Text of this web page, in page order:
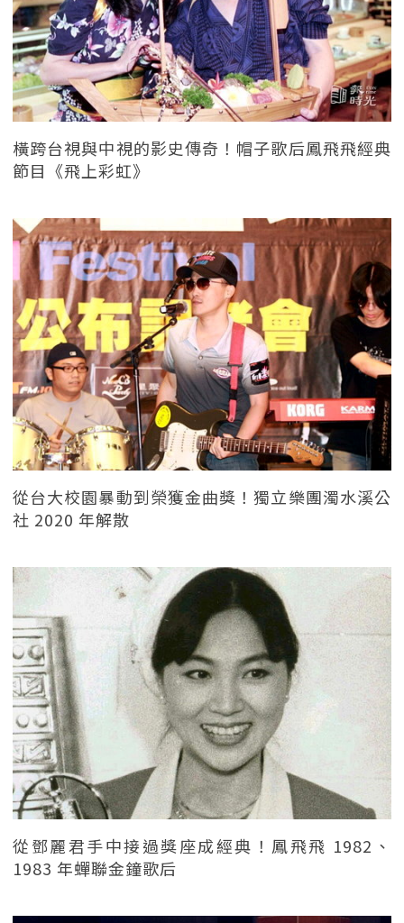
橫跨台視與中視的影史傳奇！帽子歌后鳳飛飛經典
節目《飛上彩虹》
從台大校園暴動到榮獲金曲獎！獨立樂團濁水溪公
社 2020 年解散
從鄧麗君手中接過獎座成經典！鳳飛飛 1982、
1983 年蟬聯金鐘歌后